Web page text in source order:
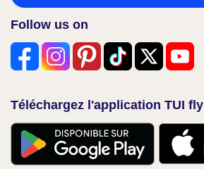
Follow us on
Téléchargez l'application TUI fly